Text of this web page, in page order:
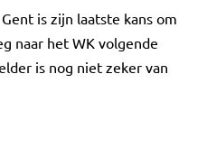
is zijn laatste kans om
naar het WK volgende
is nog niet zeker van